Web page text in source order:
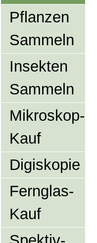
Pflanzen
Sammeln
Insekten
Sammeln
Mikroskop-
Kauf
Digiskopie
Fernglas-
Kauf